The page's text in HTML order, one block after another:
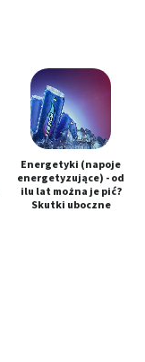
Energetyki (napoje
energetyzujące) - od
ilu lat można je pić?
Skutki uboczne